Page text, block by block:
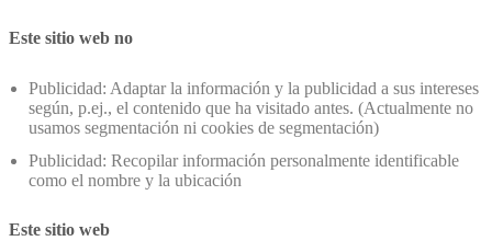
Este sitio web no
Publicidad: Adaptar la información y la publicidad a sus intereses
según, p.ej., el contenido que ha visitado antes. (Actualmente no
usamos segmentación ni cookies de segmentación)
Publicidad: Recopilar información personalmente identificable
como el nombre y la ubicación
Este sitio web